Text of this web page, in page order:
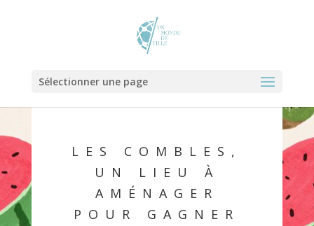
Sélectionner une page
LES COMBLES,
UN LIEU À
AMÉNAGER
POUR GAGNER